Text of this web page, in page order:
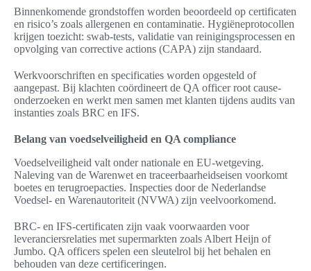
Binnenkomende grondstoffen worden beoordeeld op certificaten
en risico’s zoals allergenen en contaminatie. Hygiëneprotocollen
krijgen toezicht: swab-tests, validatie van reinigingsprocessen en
opvolging van corrective actions (CAPA) zijn standaard.
Werkvoorschriften en specificaties worden opgesteld of
aangepast. Bij klachten coördineert de QA officer root cause-
onderzoeken en werkt men samen met klanten tijdens audits van
instanties zoals BRC en IFS.
Belang van voedselveiligheid en QA compliance
Voedselveiligheid valt onder nationale en EU-wetgeving.
Naleving van de Warenwet en traceerbaarheidseisen voorkomt
boetes en terugroepacties. Inspecties door de Nederlandse
Voedsel- en Warenautoriteit (NVWA) zijn veelvoorkomend.
BRC- en IFS-certificaten zijn vaak voorwaarden voor
leveranciersrelaties met supermarkten zoals Albert Heijn of
Jumbo. QA officers spelen een sleutelrol bij het behalen en
behouden van deze certificeringen.